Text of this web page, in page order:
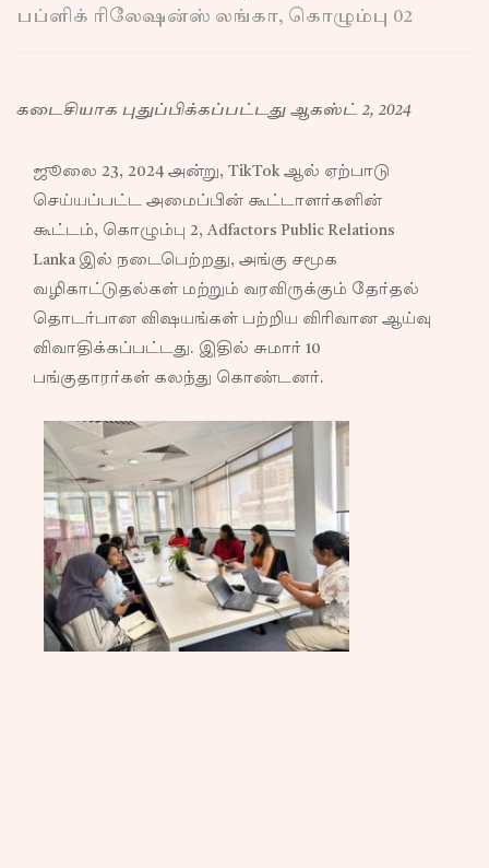
பப்ளிக் ரிலேஷன்ஸ் லங்கா, கொழும்பு 02
கடைசியாக புதுப்பிக்கப்பட்டது ஆகஸ்ட் 2, 2024
ஜூலை 23, 2024 அன்று, TikTok ஆல் ஏற்பாடு
செய்யப்பட்ட அமைப்பின் கூட்டாளர்களின்
கூட்டம், கொழும்பு 2, Adfactors Public Relations
Lanka இல் நடைபெற்றது, அங்கு சமூக
வழிகாட்டுதல்கள் மற்றும் வரவிருக்கும் தேர்தல்
தொடர்பான விஷயங்கள் பற்றிய விரிவான ஆய்வு
விவாதிக்கப்பட்டது. இதில் சுமார் 10
பங்குதாரர்கள் கலந்து கொண்டனர்.